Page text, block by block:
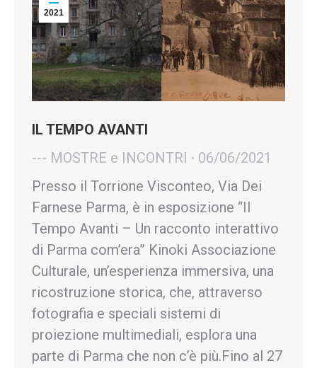
2021
IL TEMPO AVANTI
--- MOSTRE e INCONTRI
06/06/2021
Presso il Torrione Visconteo, Via Dei
Farnese Parma, è in esposizione “Il
Tempo Avanti – Un racconto interattivo
di Parma com’era” Kinoki Associazione
Culturale, un’esperienza immersiva, una
ricostruzione storica, che, attraverso
fotografia e speciali sistemi di
proiezione multimediali, esplora una
parte di Parma che non c’è più.Fino al 27